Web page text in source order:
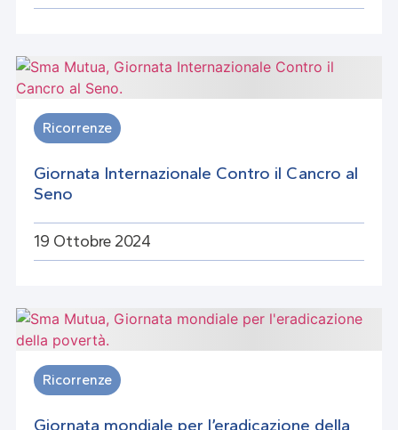
Ricorrenze
Giornata Internazionale Contro il Cancro al
Seno
19 Ottobre 2024
Ricorrenze
Giornata mondiale per l’eradicazione della